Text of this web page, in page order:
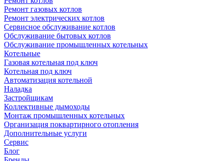
Ремонт газовых котлов
Ремонт электрических котлов
Сервисное обслуживание котлов
Обслуживание бытовых котлов
Обслуживание промышленных котельных
Котельные
Газовая котельная под ключ
Котельная под ключ
Автоматизация котельной
Наладка
Застройщикам
Коллективные дымоходы
Монтаж промышленных котельных
Организация поквартирного отопления
Дополнительные услуги
Сервис
Блог